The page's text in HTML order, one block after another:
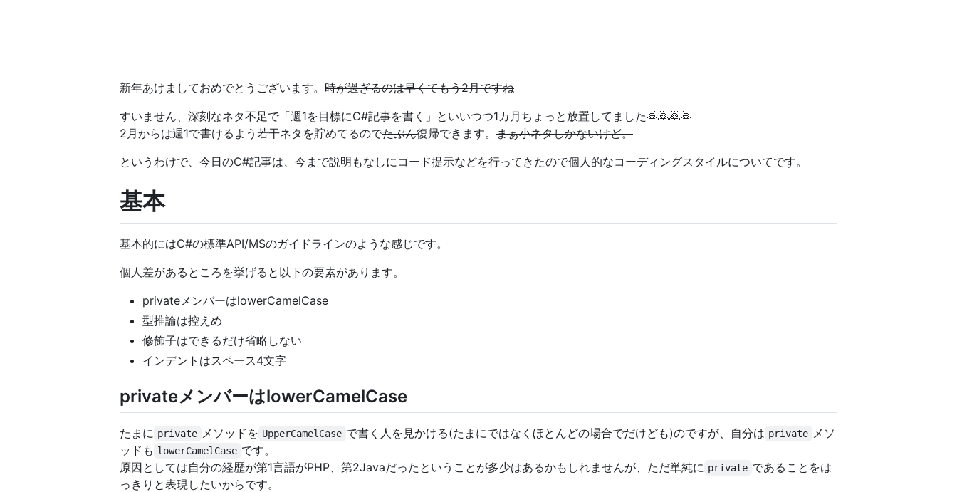
新年あけましておめでとうございます。 時が過ぎるのは早くてもう2月ですね
すいません、深刻なネタ不足で「週1を目標にC#記事を書く」といいつつ1カ月ちょっと放置してました🙇🙇🙇🙇
2月からは週1で書けるよう若干ネタを貯めてるのでたぶん復帰できます。 まぁ小ネタしかないけど。
というわけで、今日のC#記事は、今まで説明もなしにコード提示などを行ってきたので個人的なコーディングスタイルについてです。
基本
基本的にはC#の標準API/MSのガイドラインのような感じです。
個人差があるところを挙げると以下の要素があります。
privateメンバーはlowerCamelCase
型推論は控えめ
修飾子はできるだけ省略しない
インデントはスペース4文字
privateメンバーはlowerCamelCase
たまに private メソッドを UpperCamelCase で書く人を見かける(たまにではなくほとんどの場合でだけども)のですが、自分は private
メソ
ッドも lowerCamelCase です。
原因としては自分の経歴が第1言語がPHP、第2Javaだったということが多少はあるかもしれませんが、ただ単純に private であることをは
っきりと表現したいからです。